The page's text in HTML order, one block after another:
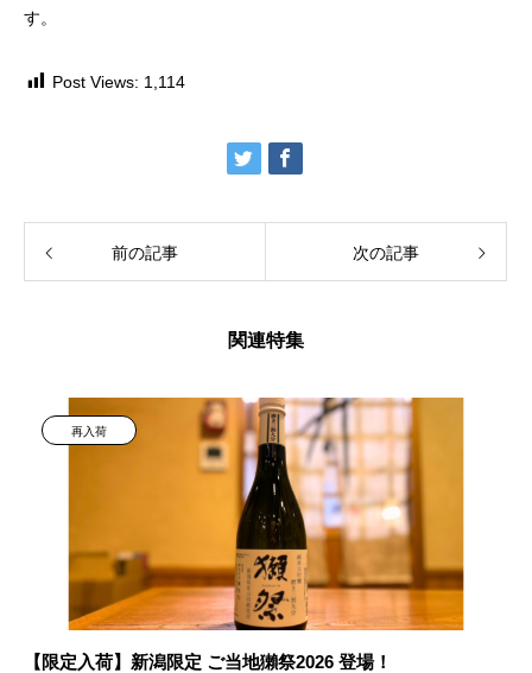
す。
Post Views: 1,114
前の記事 次の記事
関連特集
再入荷
【限定入荷】新潟限定 ご当地獺祭2026 登場！